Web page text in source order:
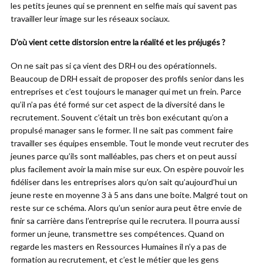
les petits jeunes qui se prennent en selfie mais qui savent pas
travailler leur image sur les réseaux sociaux.
D’où vient cette distorsion entre la réalité et les préjugés ?
On ne sait pas si ça vient des DRH ou des opérationnels.
Beaucoup de DRH essait de proposer des profils senior dans les
entreprises et c’est toujours le manager qui met un frein. Parce
qu’il n’a pas été formé sur cet aspect de la diversité dans le
recrutement. Souvent c’était un très bon exécutant qu’on a
propulsé manager sans le former. Il ne sait pas comment faire
travailler ses équipes ensemble. Tout le monde veut recruter des
jeunes parce qu’ils sont malléables, pas chers et on peut aussi
plus facilement avoir la main mise sur eux. On espère pouvoir les
fidéliser dans les entreprises alors qu’on sait qu’aujourd’hui un
jeune reste en moyenne 3 à 5 ans dans une boite. Malgré tout on
reste sur ce schéma. Alors qu’un senior aura peut être envie de
finir sa carrière dans l’entreprise qui le recrutera. Il pourra aussi
former un jeune, transmettre ses compétences. Quand on
regarde les masters en Ressources Humaines il n’y a pas de
formation au recrutement, et c’est le métier que les gens